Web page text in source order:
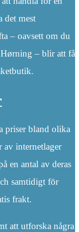
det mest
– oavsett om du
– blir att få
priser bland olika
av internetlager
en antal av deras
samtidigt för
frakt.
att utforska några